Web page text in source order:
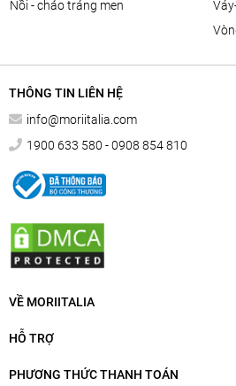
nồi - chảo tráng men
THÔNG TIN LIÊN HỆ
info@moriitalia.com
1900 633 580 - 0908 854 810
VỀ MORIITALIA
HỖ TRỢ
PHƯƠNG THỨC THANH TOÁN